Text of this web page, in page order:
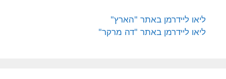
ליאו ליידרמן באתר "הארץ"
ליאו ליידרמן באתר "דה מרקר"